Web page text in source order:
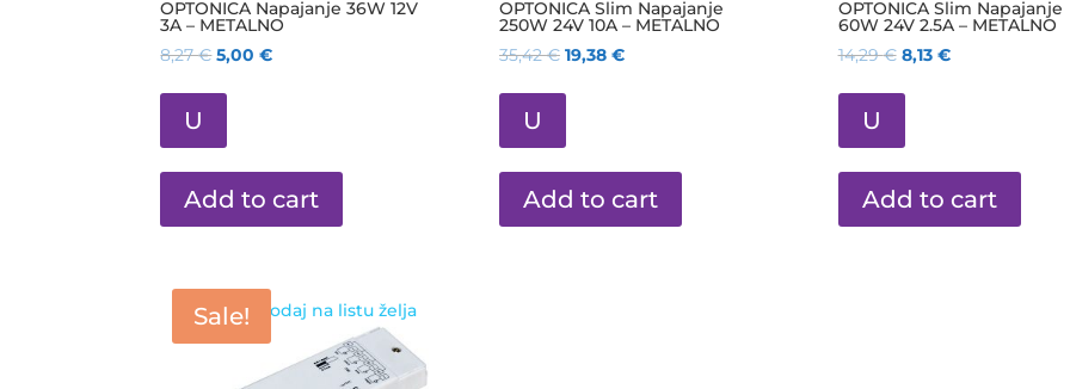
OPTONICA Napajanje 36W 12V
3A – METALNO
8,27€ 5,00€
U
Add to cart
OPTONICA Slim Napajanje
250W 24V 10A – METALNO
35,42€ 19,38 €
U
Add to cart
OPTONICA Slim Napajanje
60W 24V 2.5A – METALNO
14,29€ 8,13 €
U
Add to cart
Sale! Dodaj na listu želja